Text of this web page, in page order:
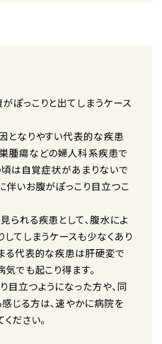
ぽっこりと出てしまうケース
となりやすい代表的な疾患
腫瘍などの婦人科系疾患で
頃は自覚症状があまりないで
伴いお腹がぽっこり目立つこ
られる疾患として、腹水によ
してしまうケースも少なくあり
る代表的な疾患は肝硬変で
でも起こり得ます。
目立つようになった方や、同
じる方は、速やかに病院を
ださい。